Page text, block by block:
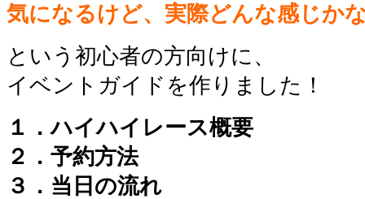
気になるけど、実際どんな感じか
という初心者の方向けに、
イベントガイドを作りました！
１．ハイハイレース概要
２．予約方法
３．当日の流れ